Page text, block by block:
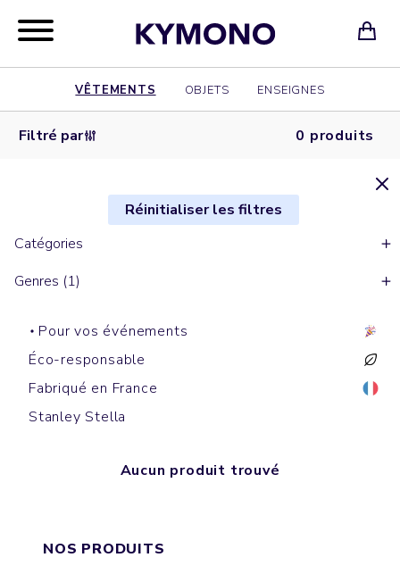
VÊTEMENTS OBJETS ENSEIGNES
Filtré par 0 produits
Réinitialiser les filtres
Catégories
Genres (1)
Pour vos événements
Éco-responsable
Fabriqué en France
Stanley Stella
Aucun produit trouvé
NOS PRODUITS